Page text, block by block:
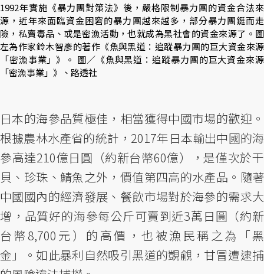
1992年實施《暴力團對策法》後，嚴格限制暴力團的資金合法來
源，近年來面臨資金困窘的暴力團越來越多，部分暴力團鋌而走
險，私賣毒品、或是密漁活動，也就成為黑社會的資金來源了。圖
左為作家鈴木智彥的著作《魚與黑道：追蹤暴力團的巨大資金來源
「密漁事業」》。 圖／《魚與黑道：追蹤暴力團的巨大資金來源
「密漁事業」》、路透社
日本的海參品質極佳，相當獲得中國市場的歡迎。
根據農林水產省的統計，2017年日本輸出中國的海
參高達210億日圓（約新台幣60億），是僅次於干
貝、珍珠、鯖魚之外，價值第四高的水產品。隨著
中國國內的經濟發展、餐飲市場對於海參的需求大
增，品質好的海參每公斤可賣到近3萬日圓（約新
台幣8,700元）的高價，也被漁民稱之為「黑
金」。如此暴利自然吸引黑道的覬覦，甘冒遭逮捕